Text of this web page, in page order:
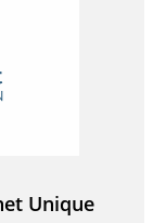
Unique